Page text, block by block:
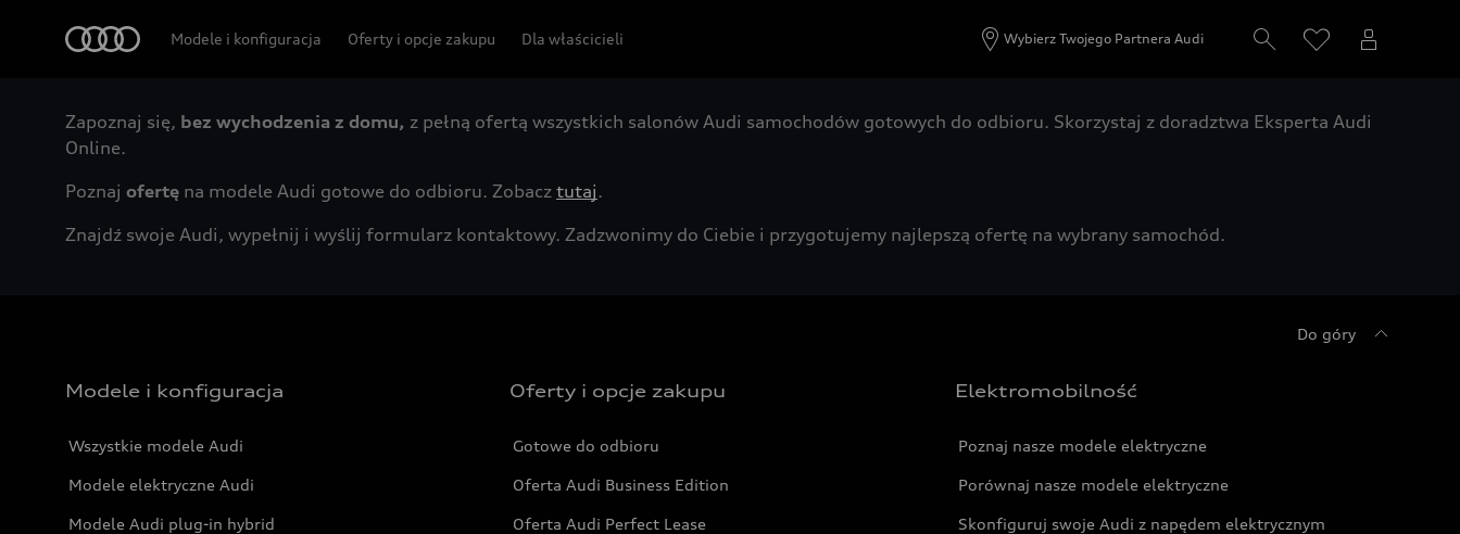
Modele i konfiguracja Oferty i opcje zakupu Dla właścicieli Wybierz Twojego Partnera Audi
Zapoznaj się, bez wychodzenia z domu, z pełną ofertą wszystkich salonów Audi samochodów gotowych do odbioru. Skorzystaj z doradztwa Eksperta Audi
Online.
Poznaj ofertę na modele Audi gotowe do odbioru. Zobacz tutaj.
Znajdź swoje Audi, wypełnij i wyślij formularz kontaktowy. Zadzwonimy do Ciebie i przygotujemy najlepszą ofertę na wybrany samochód.
Do góry
Modele i konfiguracja
Wszystkie modele Audi
Modele elektryczne Audi
Modele Audi plug-in hybrid
Oferty i opcje zakupu
Gotowe do odbioru
Oferta Audi Business Edition
Oferta Audi Perfect Lease
Elektromobilność
Poznaj nasze modele elektryczne
Porównaj nasze modele elektryczne
Skonfiguruj swoje Audi z napędem elektrycznym